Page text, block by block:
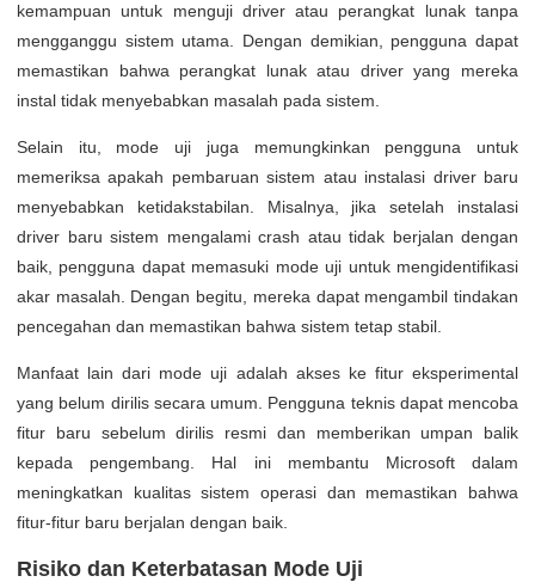
kemampuan untuk menguji driver atau perangkat lunak tanpa
mengganggu sistem utama. Dengan demikian, pengguna dapat
memastikan bahwa perangkat lunak atau driver yang mereka
instal tidak menyebabkan masalah pada sistem.
Selain itu, mode uji juga memungkinkan pengguna untuk
memeriksa apakah pembaruan sistem atau instalasi driver baru
menyebabkan ketidakstabilan. Misalnya, jika setelah instalasi
driver baru sistem mengalami crash atau tidak berjalan dengan
baik, pengguna dapat memasuki mode uji untuk mengidentifikasi
akar masalah. Dengan begitu, mereka dapat mengambil tindakan
pencegahan dan memastikan bahwa sistem tetap stabil.
Manfaat lain dari mode uji adalah akses ke fitur eksperimental
yang belum dirilis secara umum. Pengguna teknis dapat mencoba
fitur baru sebelum dirilis resmi dan memberikan umpan balik
kepada pengembang. Hal ini membantu Microsoft dalam
meningkatkan kualitas sistem operasi dan memastikan bahwa
fitur-fitur baru berjalan dengan baik.
Risiko dan Keterbatasan Mode Uji